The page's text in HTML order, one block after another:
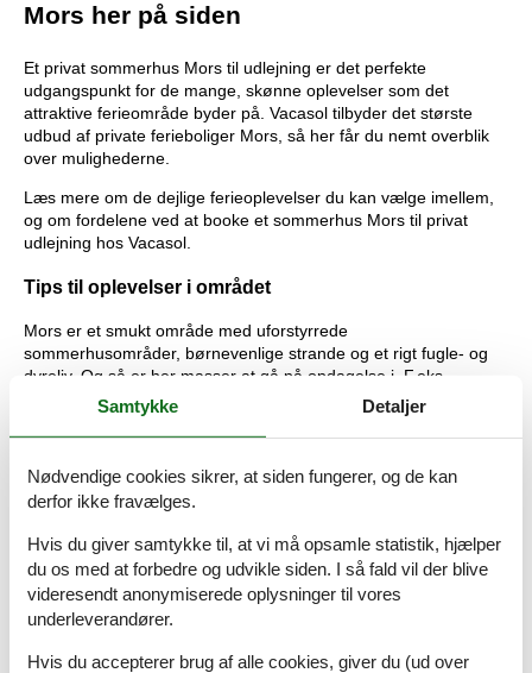
Mors her på siden
Et privat sommerhus Mors til udlejning er det perfekte
udgangspunkt for de mange, skønne oplevelser som det
attraktive ferieområde byder på. Vacasol tilbyder det største
udbud af private ferieboliger Mors, så her får du nemt overblik
over mulighederne.
Læs mere om de dejlige ferieoplevelser du kan vælge imellem,
og om fordelene ved at booke et sommerhus Mors til privat
udlejning hos Vacasol.
Tips til oplevelser i området
Mors er et smukt område med uforstyrrede
sommerhusområder, børnevenlige strande og et rigt fugle- og
dyreliv. Og så er her masser at gå på opdagelse i. F.eks.
Herregården Højriis fra 1300-tallet med voldgrave og alt, der
hører en herregård til. Moler Museet har en flot samling af
fossiler fundet på Mors, og I kan selv finde fossiler ved
skrænterne. Måske er I heldige at finde en med et dyr eller en
fugl - museet kan hjælpe med at fortælle, hvad der er, I har
fundet.
Blandt de dejlige børnevenlige strande på Mors kan nævnes
Østerstrand, Sillerslev Strand, Vester Hunnerup og Dragstrup
Strand. Her er der lavt vand langt ud og flere steder
borde/bænke og toiletter, og især ved Dragstrup og Vester
søpindsvin.
Samtykke Detaljer
Nødvendige cookies sikrer, at siden fungerer, og de kan
derfor ikke fravælges.
Hvis du giver samtykke til, at vi må opsamle statistik, hjælper
du os med at forbedre og udvikle siden. I så fald vil der blive
videresendt anonymiserede oplysninger til vores
underleverandører.
Hvis du accepterer brug af alle cookies, giver du (ud over